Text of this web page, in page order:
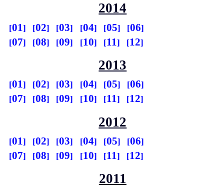
2014
01 02 03 04 05
06
07
08 09 10 11 12
2013
01 02 03 04 05
06
07
08 09 10 11 12
2012
01 02 03 04 05
06
07
08 09 10 11 12
2011